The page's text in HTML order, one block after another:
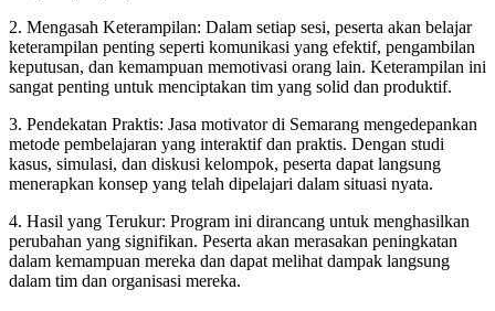
2. Mengasah Keterampilan: Dalam setiap sesi, peserta akan belajar
keterampilan penting seperti komunikasi yang efektif, pengambilan
keputusan, dan kemampuan memotivasi orang lain. Keterampilan ini
sangat penting untuk menciptakan tim yang solid dan produktif.
3. Pendekatan Praktis: Jasa motivator di Semarang mengedepankan
metode pembelajaran yang interaktif dan praktis. Dengan studi
kasus, simulasi, dan diskusi kelompok, peserta dapat langsung
menerapkan konsep yang telah dipelajari dalam situasi nyata.
4. Hasil yang Terukur: Program ini dirancang untuk menghasilkan
perubahan yang signifikan. Peserta akan merasakan peningkatan
dalam kemampuan mereka dan dapat melihat dampak langsung
dalam tim dan organisasi mereka.